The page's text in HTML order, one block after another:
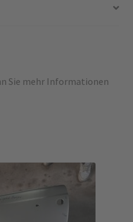
Sie mehr Informationen